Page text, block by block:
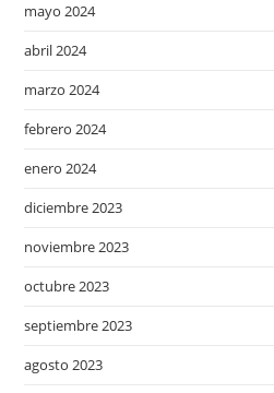
mayo 2024
abril 2024
marzo 2024
febrero 2024
enero 2024
diciembre 2023
noviembre 2023
octubre 2023
septiembre 2023
agosto 2023